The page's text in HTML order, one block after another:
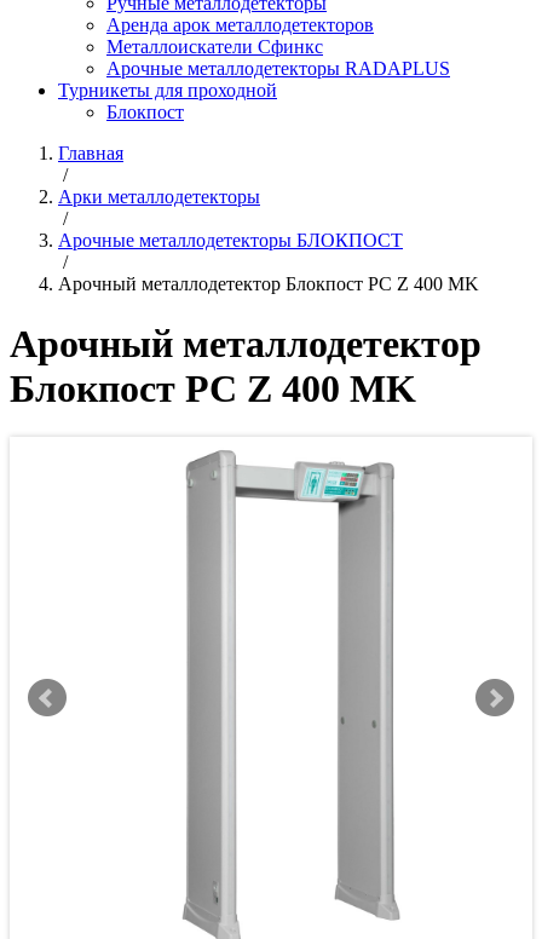
Аренда арок металлодетекторов
Металлоискатели Сфинкс
Арочные металлодетекторы RADAPLUS
Турникеты для проходной
Блокпост
Главная
/
Арки металлодетекторы
/
Арочные металлодетекторы БЛОКПОСТ
/
Арочный металлодетектор Блокпост PC Z 400 MK
Арочный металлодетектор
Блокпост PC Z 400 MK